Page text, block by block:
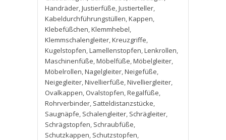
Handräder,Justierfüße,Justierteller,
Kabeldurchführungstüllen,Kappen,
Klebefüßchen,Klemmhebel,
Klemmschalengleiter,Kreuzgriffe,
Kugelstopfen,Lamellenstopfen,Lenkrollen,
Maschinenfüße,Möbelfüße,Möbelgleiter,
Möbelrollen,Nagelgleiter,Neigefüße,
Neigegleiter,Nivellierfüße,Nivelliergleiter,
Ovalkappen, Ovalstopfen,Regalfüße,
Rohrverbinder, Satteldistanzstücke,
Saugnäpfe, Schalengleiter, Schrägleiter,
Schrägstopfen, Schraubfüße,
Schutzkappen, Schutzstopfen,